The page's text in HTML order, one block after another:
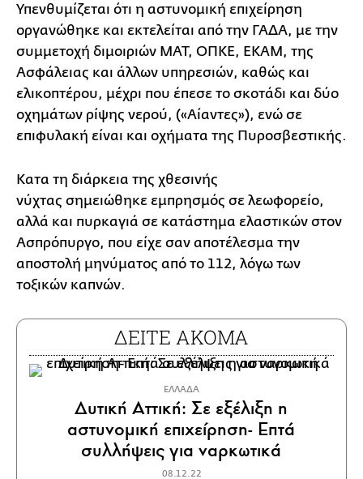
Υπενθυμίζεται ότι η αστυνομική επιχείρηση
οργανώθηκε και εκτελείται από την ΓΑΔΑ, με την
συμμετοχή διμοιριών ΜΑΤ, ΟΠΚΕ, ΕΚΑΜ, της
Ασφάλειας και άλλων υπηρεσιών, καθώς και
ελικοπτέρου, μέχρι που έπεσε το σκοτάδι και δύο
οχημάτων ρίψης νερού, («Αίαντες»), ενώ σε
επιφυλακή είναι και οχήματα της Πυροσβεστικής.
Κατα τη διάρκεια της χθεσινής
νύχτας σημειώθηκε εμπρησμός σε λεωφορείο,
αλλά και πυρκαγιά σε κατάστημα ελαστικών στον
Ασπρόπυργο, που είχε σαν αποτέλεσμα την
αποστολή μηνύματος από το 112, λόγω των
τοξικών καπνών.
ΔΕΙΤΕ ΑΚΟΜΑ
ΕΛΛΑΔΑ
Δυτική Αττική: Σε εξέλιξη η
αστυνομική επιχείρηση- Επτά
συλλήψεις για ναρκωτικά
08.12.22